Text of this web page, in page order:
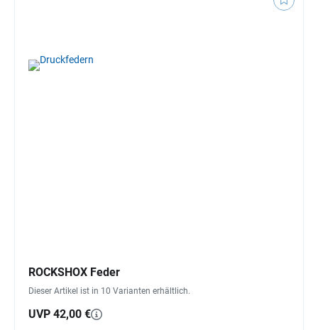
ROCKSHOX Feder
Dieser Artikel ist in 10 Varianten erhältlich.
UVP 42,00 €